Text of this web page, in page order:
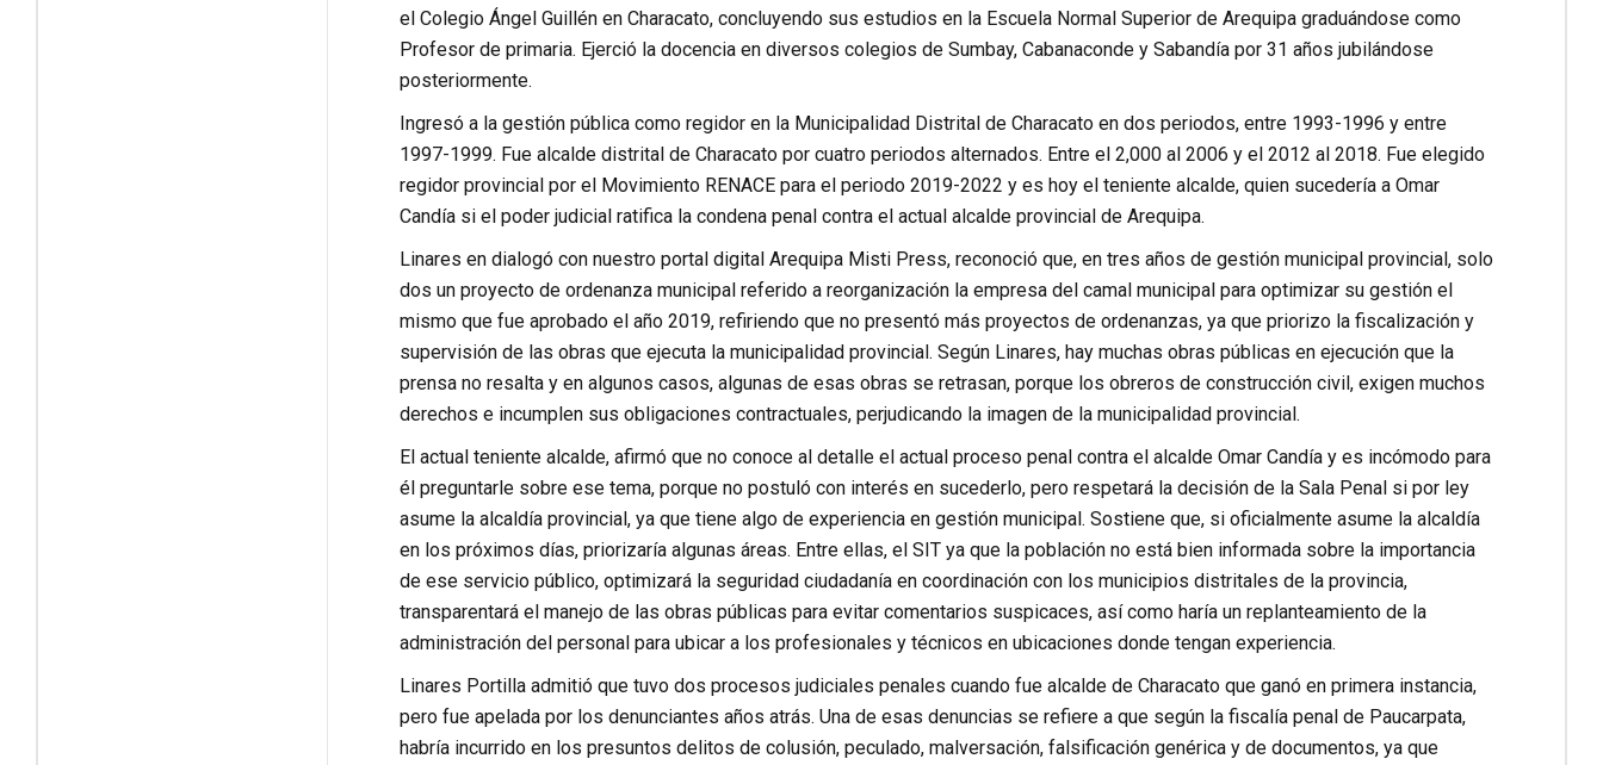
el Colegio Ángel Guillén en Characato, concluyendo sus estudios en la Escuela Normal Superior de Arequipa graduándose como
Profesor de primaria. Ejerció la docencia en diversos colegios de Sumbay, Cabanaconde y Sabandía por 31 años jubilándose
posteriormente.
Ingresó a la gestión pública como regidor en la Municipalidad Distrital de Characato en dos periodos, entre 1993-1996 y entre
1997-1999. Fue alcalde distrital de Characato por cuatro periodos alternados. Entre el 2,000 al 2006 y el 2012 al 2018. Fue elegido
regidor provincial por el Movimiento RENACE para el periodo 2019-2022 y es hoy el teniente alcalde, quien sucedería a Omar
Candía si el poder judicial ratifica la condena penal contra el actual alcalde provincial de Arequipa.
Linares en dialogó con nuestro portal digital Arequipa Misti Press, reconoció que, en tres años de gestión municipal provincial, solo
dos un proyecto de ordenanza municipal referido a reorganización la empresa del camal municipal para optimizar su gestión el
mismo que fue aprobado el año 2019, refiriendo que no presentó más proyectos de ordenanzas, ya que priorizo la fiscalización y
supervisión de las obras que ejecuta la municipalidad provincial. Según Linares, hay muchas obras públicas en ejecución que la
prensa no resalta y en algunos casos, algunas de esas obras se retrasan, porque los obreros de construcción civil, exigen muchos
derechos e incumplen sus obligaciones contractuales, perjudicando la imagen de la municipalidad provincial.
El actual teniente alcalde, afirmó que no conoce al detalle el actual proceso penal contra el alcalde Omar Candía y es incómodo para
él preguntarle sobre ese tema, porque no postuló con interés en sucederlo, pero respetará la decisión de la Sala Penal si por ley
asume la alcaldía provincial, ya que tiene algo de experiencia en gestión municipal. Sostiene que, si oficialmente asume la alcaldía
en los próximos días, priorizaría algunas áreas. Entre ellas, el SIT ya que la población no está bien informada sobre la importancia
de ese servicio público, optimizará la seguridad ciudadanía en coordinación con los municipios distritales de la provincia,
transparentará el manejo de las obras públicas para evitar comentarios suspicaces, así como haría un replanteamiento de la
administración del personal para ubicar a los profesionales y técnicos en ubicaciones donde tengan experiencia.
Linares Portilla admitió que tuvo dos procesos judiciales penales cuando fue alcalde de Characato que ganó en primera instancia,
pero fue apelada por los denunciantes años atrás. Una de esas denuncias se refiere a que según la fiscalía penal de Paucarpata,
habría incurrido en los presuntos delitos de colusión, peculado, malversación, falsificación genérica y de documentos, ya que